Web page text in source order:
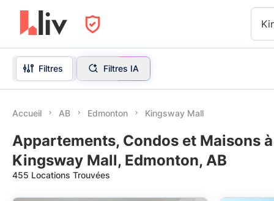
Filtres Filtres IA
Accueil AB Edmonton Kingsway Mall
Appartements, Condos et Maisons
Kingsway Mall, Edmonton, AB
455 Locations Trouvées